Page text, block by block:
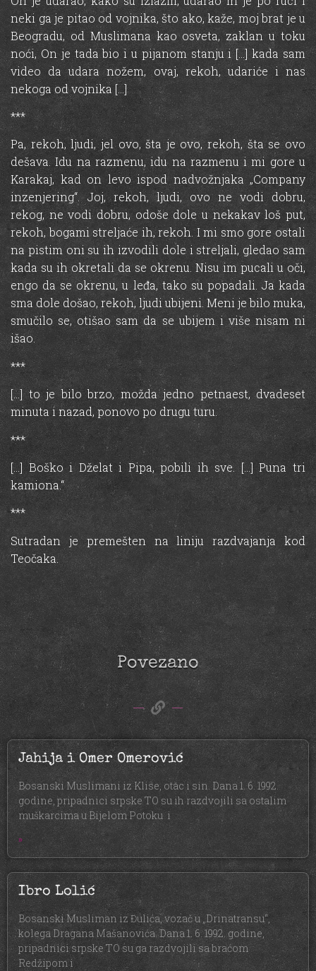
neki ga je pitao od vojnika, što ako, kaže, moj brat je u
Beogradu, od Muslimana kao osveta, zaklan u toku
noći, On je tada bio i u pijanom stanju i […] kada sam
video da udara nožem, ovaj, rekoh, udariće i nas
nekoga od vojnika […]
***
Pa, rekoh, ljudi, jel ovo, šta je ovo, rekoh, šta se ovo
dešava. Idu na razmenu, idu na razmenu i mi gore u
Karakaj, kad on levo ispod nadvožnjaka „Company
inzenjering“. Joj, rekoh, ljudi, ovo ne vodi dobru,
rekog, ne vodi dobru, odoše dole u nekakav loš put,
rekoh, bogami streljaće ih, rekoh. I mi smo gore ostali
na pistim oni su ih izvodili dole i streljali, gledao sam
kada su ih okretali da se okrenu. Nisu im pucali u oči,
engo da se okrenu, u leđa, tako su popadali. Ja kada
sma dole došao, rekoh, ljudi ubijeni. Meni je bilo muka,
smučilo se, otišao sam da se ubijem i više nisam ni
išao.
***
[…] to je bilo brzo, možda jedno petnaest, dvadeset
minuta i nazad, ponovo po drugu turu.
***
[…] Boško i Dželat i Pipa, pobili ih sve. […] Puna tri
kamiona.“
***
Sutradan je premešten na liniju razdvajanja kod
Teočaka.
Povezano
Jahija i Omer Omerović
Bosanski Muslimani iz Klise, otac i sin. Dana 1. 6. 1992.
godine, pripadnici srpske TO su ih razdvojili sa ostalim
muškarcima u Bijelom Potoku i
»
Ibro Lolić
Bosanski Musliman iz Đulića, vozač u „Drinatransu“,
kolega Dragana Mašanovića. Dana 1. 6. 1992. godine,
pripadnici srpske TO su ga razdvojili sa braćom
Redžipom i